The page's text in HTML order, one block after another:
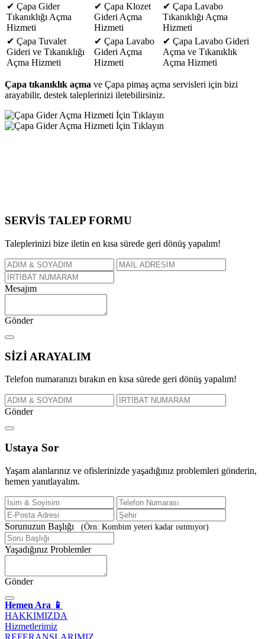
✔ Çapa Gider
Tıkanıklığı Açma
Hizmeti
✔ Çapa Klozet
Gideri Açma
Hizmeti
✔ Çapa Lavabo
Tıkanıklığı Açma
Hizmeti
✔ Çapa Tuvalet
Gideri ve Tıkanıklığı
Açma Hizmeti
✔ Çapa Lavabo
Gideri Açma
Hizmeti
✔ Çapa Lavabo Gideri
Açma ve Tıkanıklık
Açma Hizmeti
Çapa tıkanıklık açma ve Çapa pimaş açma servisleri için bizi
arayabilir, destek taleplerinizi iletebilirsiniz.
SERVİS TALEP FORMU
Taleplerinizi bize iletin en kısa sürede geri dönüş yapalım!
Mesajım
Gönder
SİZİ ARAYALIM
Telefon numaranızı bırakın en kısa sürede geri dönüş yapalım!
Gönder
Ustaya Sor
Yaşam alanlarınız ve ofislerinizde yaşadığınız problemleri gönderin,
hemen yanıtlayalım.
Sorunuzun Başlığı (Örn: Kombim yeteri kadar ısıtmıyor)
Yaşadığınız Problemler
Gönder
Hemen Ara 📱
HAKKIMIZDA
Hizmetlerimiz
REFERANSLARIMIZ